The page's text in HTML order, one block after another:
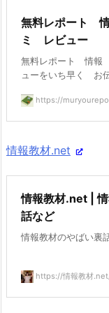
無料レポート
ミ レビュー
無料レポート 情
ューをいち早く お
https://
情報教材.net
情報教材.net |
話など
情報教材のやばい裏
https://情報教材